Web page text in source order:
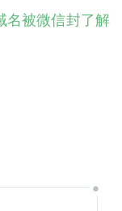
名被微信封了解